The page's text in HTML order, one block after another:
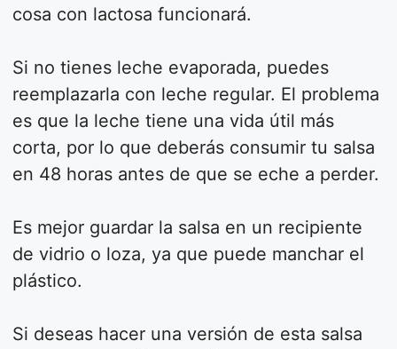
cosa con lactosa funcionará.
Si no tienes leche evaporada, puedes
reemplazarla con leche regular. El problema
es que la leche tiene una vida útil más
corta, por lo que deberás consumir tu salsa
en 48 horas antes de que se eche a perder.
Es mejor guardar la salsa en un recipiente
de vidrio o loza, ya que puede manchar el
plástico.
Si deseas hacer una versión de esta salsa